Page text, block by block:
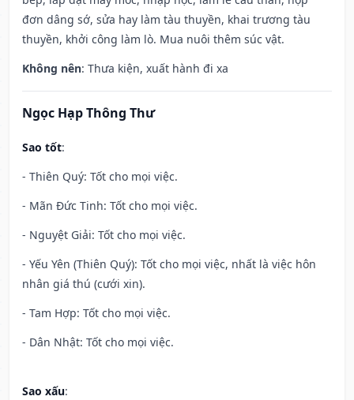
đơn dâng sớ, sửa hay làm tàu thuyền, khai trương tàu
thuyền, khởi công làm lò. Mua nuôi thêm súc vật.
Không nên: Thưa kiện, xuất hành đi xa
Ngọc Hạp Thông Thư
Sao tốt:
- Thiên Quý: Tốt cho mọi việc.
- Mãn Đức Tinh: Tốt cho mọi việc.
- Nguyệt Giải: Tốt cho mọi việc.
- Yếu Yên (Thiên Quý): Tốt cho mọi việc, nhất là việc hôn
nhân giá thú (cưới xin).
- Tam Hợp: Tốt cho mọi việc.
- Dân Nhật: Tốt cho mọi việc.
Sao xấu: